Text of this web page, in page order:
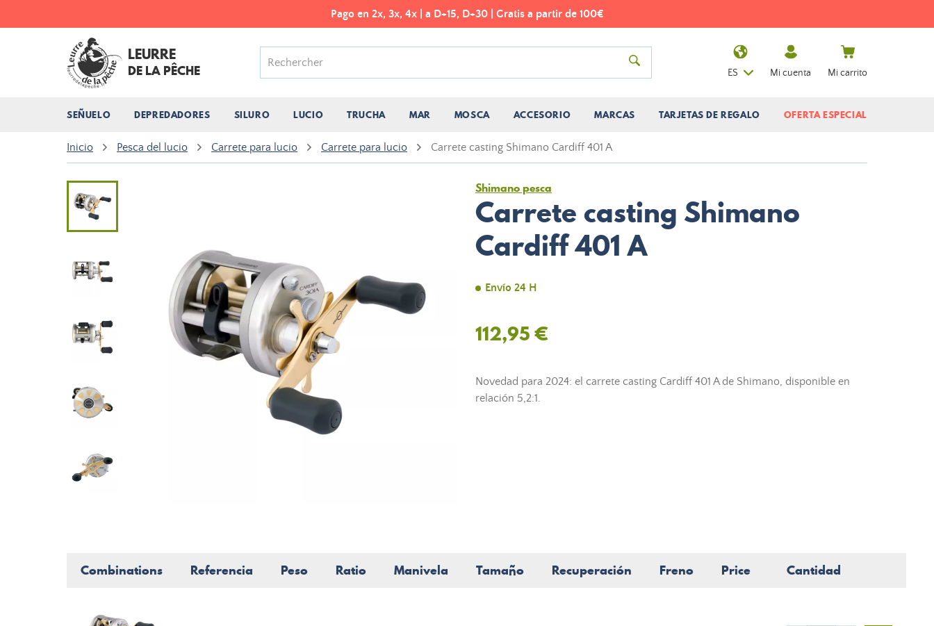
Pago en 2x, 3x, 4x | a D+15, D+30 | Gratis a partir de 100€
LEURRE
DE LA PÊCHE
SEÑUELO DEPREDADORES SILURO LUCIO TRUCHA MAR MOSCA ACCESORIO MARCAS TARJETAS DE REGALO OFERTA ESPECIAL
ES Mi cuenta Mi carrito
Inicio Pesca del lucio Carrete para lucio Carrete para lucio Carrete casting Shimano Cardiff 401 A
Shimano pesca
Carrete casting Shimano
Cardiff 401 A
Envío 24 H
112,95 €
Novedad para 2024: el carrete casting Cardiff 401 A de Shimano, disponible en
relación 5,2:1.
Combinations Referencia Peso Ratio Manivela Tamaño Recuperación Freno Price Cantidad